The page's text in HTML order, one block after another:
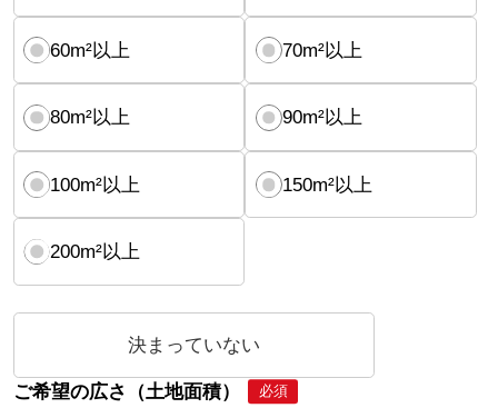
60m²以上 70m²以上
80m²以上 90m²以上
100m²以上 150m²以上
200m²以上
決まっていない
ご希望の広さ（土地面積）
必須